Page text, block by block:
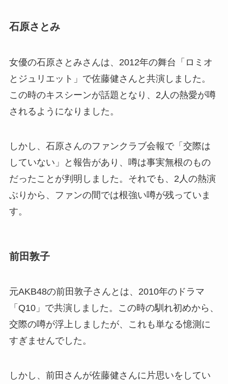
石原さとみ
女優の石原さとみさんは、2012年の舞台「ロミオ
とジュリエット」で佐藤健さんと共演しました。
この時のキスシーンが話題となり、2人の熱愛が噂
されるようになりました。
しかし、石原さんのファンクラブ会報で「交際は
していない」と報告があり、噂は事実無根のもの
だったことが判明しました。それでも、2人の熱演
ぶりから、ファンの間では根強い噂が残っていま
す。
前田敦子
元AKB48の前田敦子さんとは、2010年のドラマ
「Q10」で共演しました。この時の馴れ初めから、
交際の噂が浮上しましたが、これも単なる憶測に
すぎませんでした。
しかし、前田さんが佐藤健さんに片思いをしてい